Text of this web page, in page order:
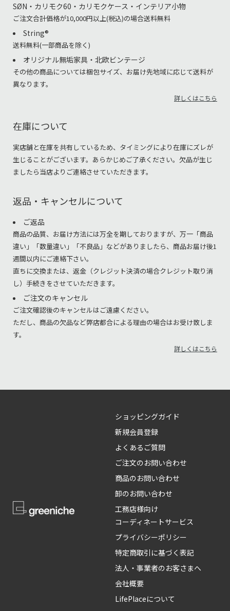
SØN・カリモク60・カリモクケース・インテリア小物
ご注文合計価格が10,000円以上(税込)の場合送料無料
String®︎
送料無料(一部商品を除く)
オリジナル無垢家具・北欧ビンテージ
その他の商品については梱包サイズ、お届け先地域に応じて送料が
異なります。
詳しくはこちら
在庫について
実店舗と在庫を共有しているため、タイミングにより在庫にズレが
生じることがございます。あらかじめご了承ください。欠品が生じ
ましたら当店よりご連絡させていただきます。
返品・キャンセルについて
ご返品
商品の品質、お届け方法には万全を期しておりますが、万一「商品
違い」「数量違い」「不良品」などがありましたら、商品お届け後1
週間以内にご連絡下さい。
直ちに交換または、返金（クレジット決済の場合クレジット取り消
し）手続きをさせていただきます。
ご注文のキャンセル
ご注文確認後のキャンセルはご遠慮ください。
ただし、商品の欠品など弊店都合による理由の場合はお受け致しま
す。
詳しくはこちら
ショッピングガイド
新規会員登録
よくあるご質問
ご注文のお問い合わせ
商品のお問い合わせ
卸のお問い合わせ
工務店様向け
コーディネートサービス
プライバシーポリシー
特定商取引に基づく表記
法人・事業者のお客さまへ
会社概要
LifePlaceについて